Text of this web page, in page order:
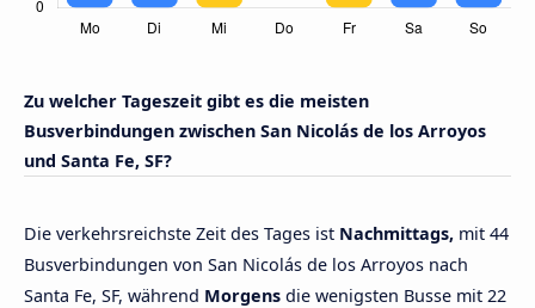
Zu welcher Tageszeit gibt es die meisten
Busverbindungen zwischen San Nicolás de los Arroyos
und Santa Fe, SF?
Die verkehrsreichste Zeit des Tages ist Nachmittags, mit 44
Busverbindungen von San Nicolás de los Arroyos nach
Santa Fe, SF, während Morgens die wenigsten Busse mit 22